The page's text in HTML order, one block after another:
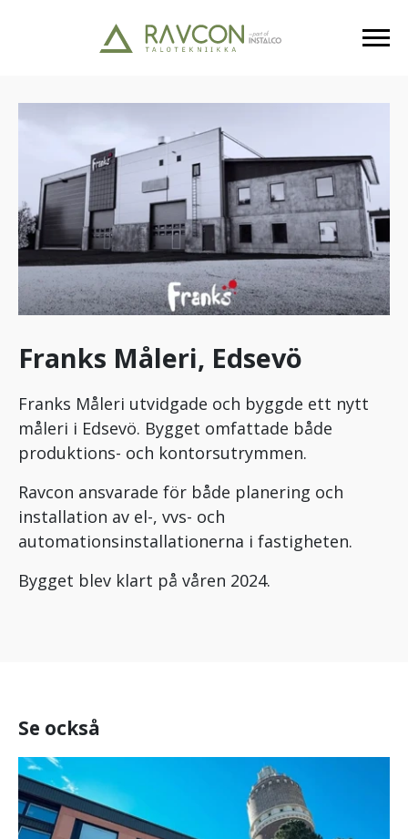
Franks Måleri, Edsevö
Franks Måleri utvidgade och byggde ett nytt
måleri i Edsevö. Bygget omfattade både
produktions- och kontorsutrymmen.
Ravcon ansvarade för både planering och
installation av el-, vvs- och
automationsinstallationerna i fastigheten.
Bygget blev klart på våren 2024.
Se också